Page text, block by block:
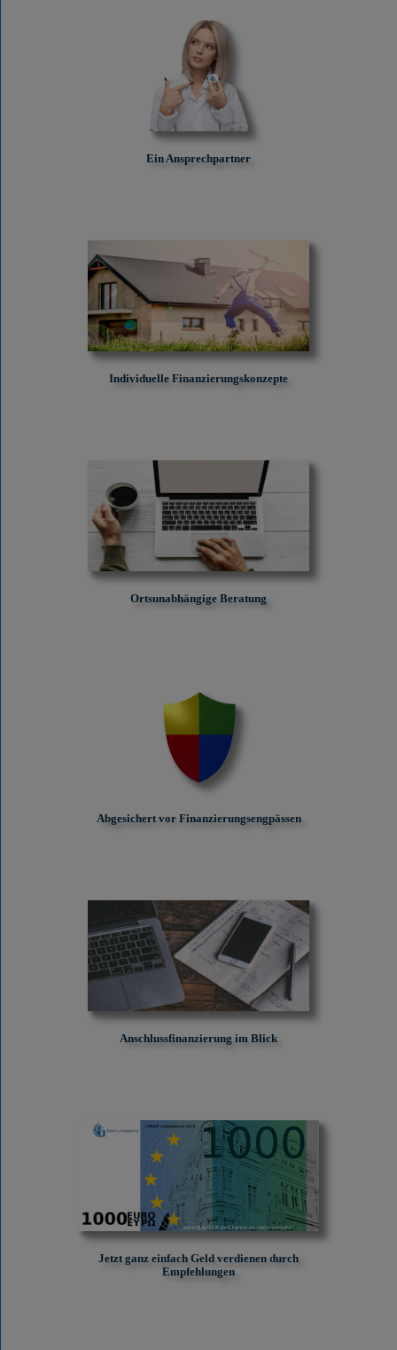
Ein Ansprechpartner
Individuelle Finanzierungskonzepte
Ortsunabhängige Beratung
Abgesichert vor Finanzierungs­engpässen
Anschlussfinanzierung im Blick
Jetzt ganz einfach Geld verdienen durch
Empfehlungen